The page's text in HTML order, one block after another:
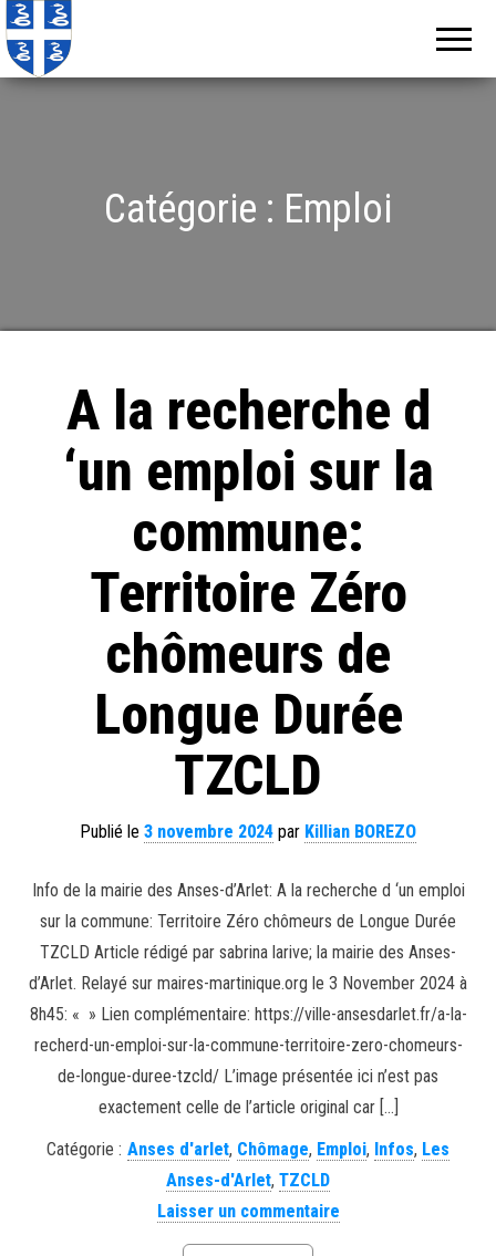
Catégorie : Emploi
A la recherche d
‘un emploi sur la
commune:
Territoire Zéro
chômeurs de
Longue Durée
TZCLD
Publié le 3 novembre 2024 par Killian BOREZO
Info de la mairie des Anses-d’Arlet: A la recherche d ‘un emploi
sur la commune: Territoire Zéro chômeurs de Longue Durée
TZCLD Article rédigé par sabrina larive; la mairie des Anses-
d’Arlet. Relayé sur maires-martinique.org le 3 November 2024 à
8h45: « » Lien complémentaire: https://ville-ansesdarlet.fr/a-la-
recherd-un-emploi-sur-la-commune-territoire-zero-chomeurs-
de-longue-duree-tzcld/ L’image présentée ici n’est pas
exactement celle de l’article original car […]
Catégorie : Anses d'arlet, Chômage, Emploi, Infos, Les
Anses-d'Arlet, TZCLD
Laisser un commentaire